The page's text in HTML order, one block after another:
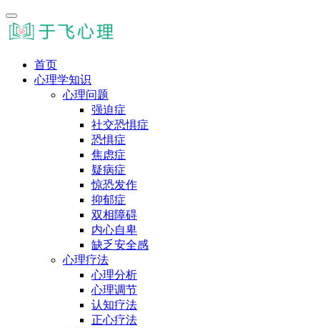
首页
心理学知识
心理问题
强迫症
社交恐惧症
恐惧症
焦虑症
疑病症
惊恐发作
抑郁症
双相障碍
内心自卑
缺乏安全感
心理疗法
心理分析
心理调节
认知疗法
正心疗法